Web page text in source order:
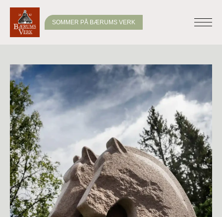
SOMMER PÅ BÆRUMS VERK